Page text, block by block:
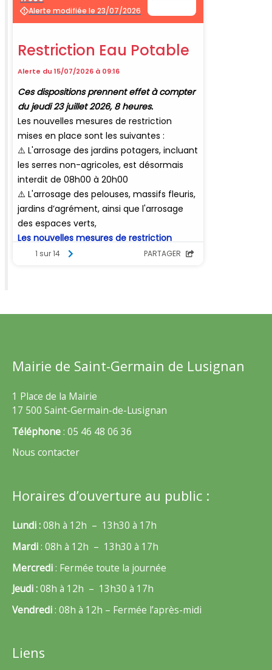
Mairie de Saint-Germain de Lusignan
1 Place de la Mairie
17 500 Saint-Germain-de-Lusignan
Téléphone: 05 46 48 06 36
Nous contacter
Horaires d’ouverture au public :
Lundi :08h à 12h – 13h30 à 17h
Mardi: 08h à 12h – 13h30 à 17h
Mercredi: Fermée toute la journée
Jeudi :08h à 12h – 13h30 à 17h
Vendredi: 08h à 12h – Fermée l’après-midi
Liens